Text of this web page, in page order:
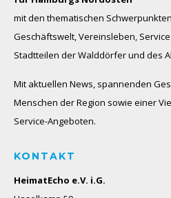
mit den thematischen
Geschäftswelt, Vereinsleben,
Stadtteilen der Walddörfer und des
Mit aktuellen News, spannenden
Menschen der Region sowie einer
Service-Angeboten.
KONTAKT
HeimatEcho e.V. i.G.